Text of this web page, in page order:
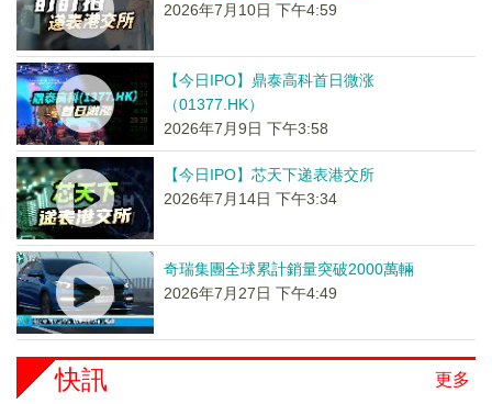
2026年7月10日 下午4:59
【今日IPO】鼎泰高科首日微涨
（01377.HK）
2026年7月9日 下午3:58
【今日IPO】芯天下递表港交所
2026年7月14日 下午3:34
奇瑞集團全球累計銷量突破2000萬輛
2026年7月27日 下午4:49
更多
快訊